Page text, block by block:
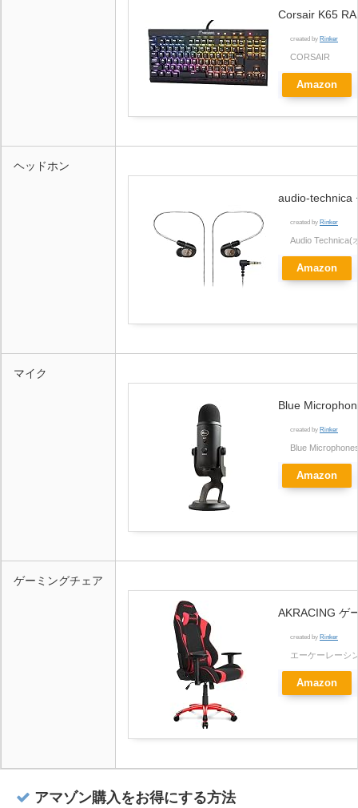
Corsair K65
created by Rinker
CORSAIR
Amazon
ヘッドホン
audio-technica
created by Rinker
Audio Technica(
Amazon
マイク
Blue
created by Rinker
Blue
Amazon
ゲーミングチェア
AKRACING ゲ
created by Rinker
エーケーレーシ
Amazon
アマゾン購入をお得にする方法